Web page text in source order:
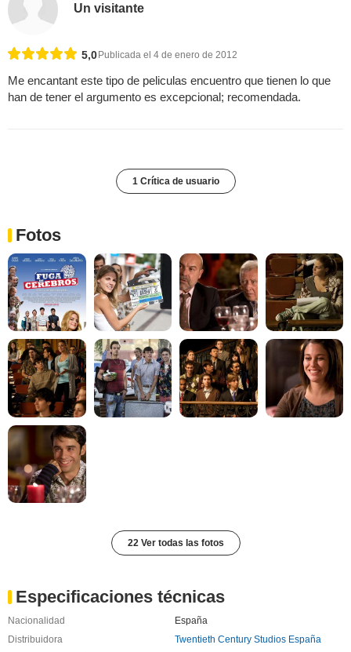
Un visitante
5,0Publicada el 4 de enero de 2012
Me encantant este tipo de peliculas encuentro que tienen lo que
han de tener el argumento es excepcional; recomendada.
1 Crítica de usuario
Fotos
22 Ver todas las fotos
Especificaciones técnicas
Nacionalidad
España
Distribuidora
Twentieth Century Studios España